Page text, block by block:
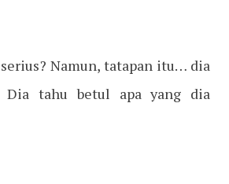
Namun, tatapan itu… dia
Dia tahu betul apa yang dia